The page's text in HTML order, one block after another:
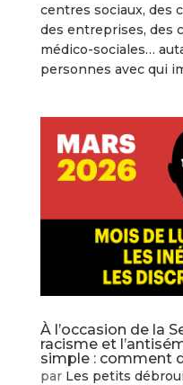
centres sociaux, des
des entreprises, des
médico-sociales…
personnes avec qui
À l’occasion de la
racisme et
simple : comment
par Les petits